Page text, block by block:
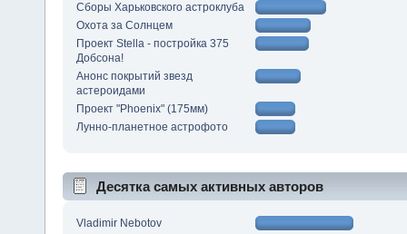
Сборы Харьковского астроклуба
Охота за Солнцем
Проект Stella - постройка 375
Добсона!
Анонс покрытий звезд
астероидами
Проект "Phoenix" (175мм)
Лунно-планетное астрофото
Десятка самых активных авторов
Vladimir Nebotov